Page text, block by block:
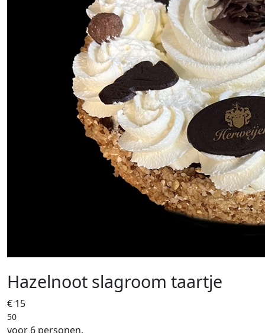
Hazelnoot slagroom taartje
€ 15
50
voor 6 personen.